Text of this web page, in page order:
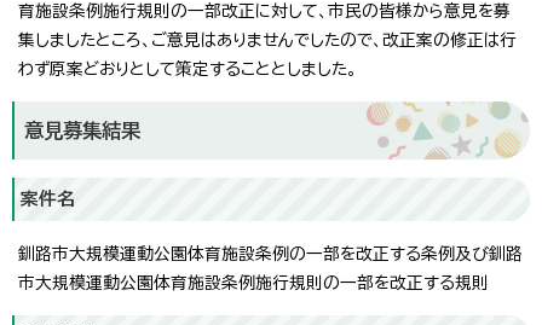
育施設条例施行規則の一部改正に対して、市民の皆様から意見を募
集しましたところ、ご意見はありませんでしたので、改正案の修正は行
わず原案どおりとして策定することとしました。
意見募集結果
案件名
釧路市大規模運動公園体育施設条例の一部を改正する条例及び釧路
市大規模運動公園体育施設条例施行規則の一部を改正する規則